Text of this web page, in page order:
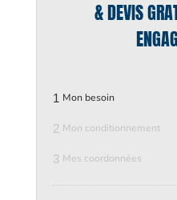
& DEVIS
1 Mon besoin
2 Mon conditionnement
3 Mes coordonnées